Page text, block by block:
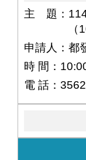
主 題：114
申請人：都
時 間：
電 話：3562